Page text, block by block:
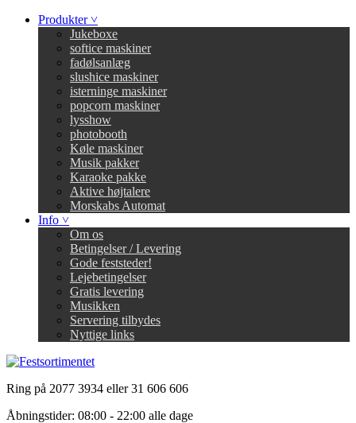
Produkter ˅
Jukeboxe
softice maskiner
fadølsanlæg
slushice maskiner
isterninge maskiner
popcorn maskiner
lysshow
photobooth
Køle maskiner
Musik pakker
Karaoke pakke
Aktive højtalere
Morskabs Automat
Info ˅
Om os
Betingelser / Levering
Gode feststeder!
Lejebetingelser
Gratis levering
Musikken
Servering tilbydes
Nyttige links
Ring på 2077 3934 eller 31 606 606
Åbningstider: 08:00 - 22:00 alle dage